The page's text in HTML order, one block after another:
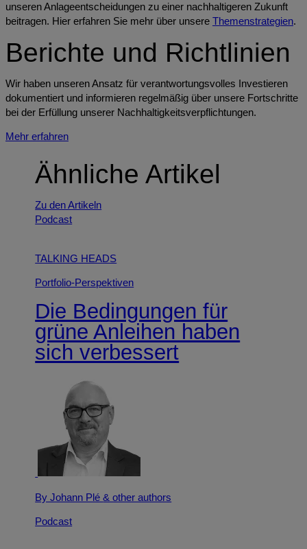
unseren Anlageentscheidungen zu einer nachhaltigeren Zukunft
beitragen. Hier erfahren Sie mehr über unsere Themenstrategien.
Berichte und Richtlinien
Wir haben unseren Ansatz für verantwortungsvolles Investieren
dokumentiert und informieren regelmäßig über unsere Fortschritte
bei der Erfüllung unserer Nachhaltigkeitsverpflichtungen.
Mehr erfahren
Ähnliche Artikel
Zu den Artikeln
Podcast
TALKING HEADS
Portfolio-Perspektiven
Die Bedingungen für
grüne Anleihen haben
sich verbessert
By Johann Plé& other authors
Podcast